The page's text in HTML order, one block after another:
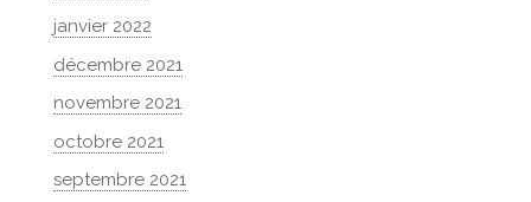
janvier 2022
décembre 2021
novembre 2021
octobre 2021
septembre 2021